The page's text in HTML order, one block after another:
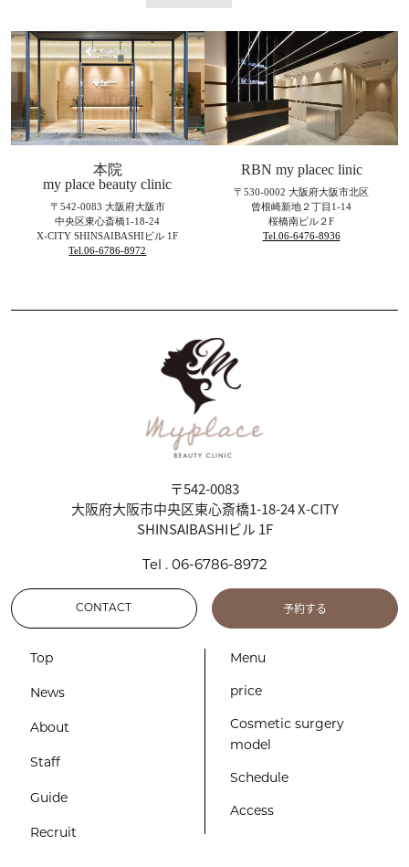
本院
my place beauty clinic
〒542-0083 大阪府大阪市
中央区東心斎橋1-18-24
X-CITY SHINSAIBASHIビル 1F
Tel.06-6786-8972
RBN my placec linic
〒530-0002 大阪府大阪市北区
曾根崎新地２丁目1-14
桜橋南ビル２F
Tel.06-6476-8936
〒542-0083
大阪府大阪市中央区東心斎橋1-18-24 X-CITY
SHINSAIBASHIビル 1F
Tel . 06-6786-8972
CONTACT 予約する
Top
News
About
Staff
Guide
Recruit
Menu
price
Cosmetic surgery
model
Schedule
Access